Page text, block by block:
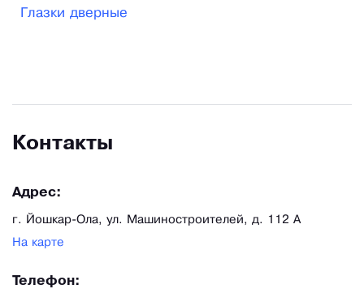
Глазки дверные
Контакты
Адрес:
г. Йошкар-Ола, ул. Машиностроителей, д. 112 А
На карте
Телефон: